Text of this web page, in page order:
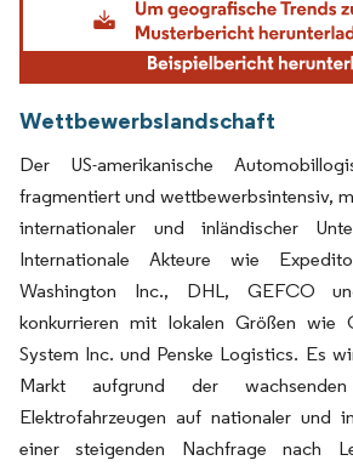
Wettbewerbslandschaft
Der US-amerikanische
fragmentiert und wettbewerbsintensiv,
internationaler und inländischer
Internationale Akteure wie
Washington Inc., DHL, GEFCO
konkurrieren mit lokalen Größen wie
System Inc. und Penske Logistics. Es
Markt aufgrund der
Elektrofahrzeugen auf nationaler und
einer steigenden Nachfrage nach